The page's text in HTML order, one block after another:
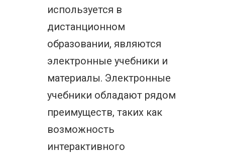
используется в
дистанционном
образовании, являются
электронные учебники и
материалы. Электронные
учебники обладают рядом
преимуществ, таких как
возможность
интерактивного